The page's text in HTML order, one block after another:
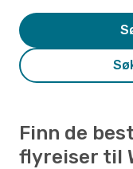
Finn de
flyreiser til